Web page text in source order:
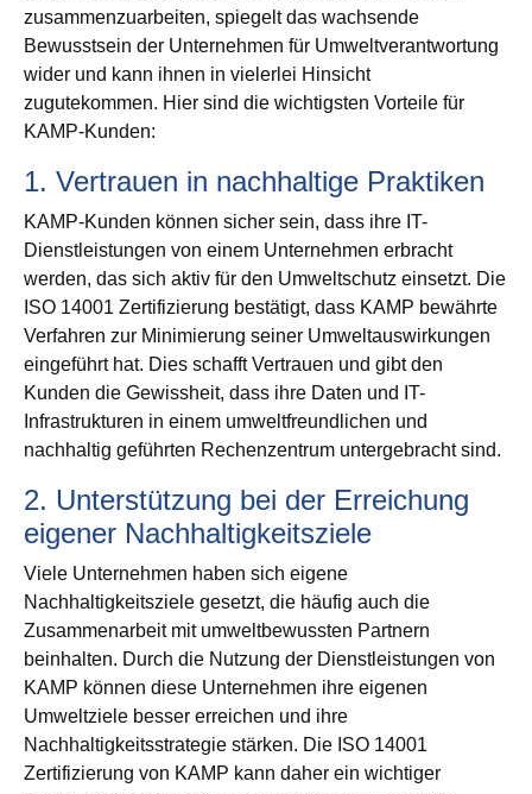
zusammenzuarbeiten, spiegelt das wachsende
Bewusstsein der Unternehmen für Umweltverantwortung
wider und kann ihnen in vielerlei Hinsicht
zugutekommen. Hier sind die wichtigsten Vorteile für
KAMP-Kunden:
1. Vertrauen in nachhaltige Praktiken
KAMP-Kunden können sicher sein, dass ihre IT-
Dienstleistungen von einem Unternehmen erbracht
werden, das sich aktiv für den Umweltschutz einsetzt. Die
ISO 14001 Zertifizierung bestätigt, dass KAMP bewährte
Verfahren zur Minimierung seiner Umweltauswirkungen
eingeführt hat. Dies schafft Vertrauen und gibt den
Kunden die Gewissheit, dass ihre Daten und IT-
Infrastrukturen in einem umweltfreundlichen und
nachhaltig geführten Rechenzentrum untergebracht sind.
2. Unterstützung bei der Erreichung
eigener Nachhaltigkeitsziele
Viele Unternehmen haben sich eigene
Nachhaltigkeitsziele gesetzt, die häufig auch die
Zusammenarbeit mit umweltbewussten Partnern
beinhalten. Durch die Nutzung der Dienstleistungen von
KAMP können diese Unternehmen ihre eigenen
Umweltziele besser erreichen und ihre
Nachhaltigkeitsstrategie stärken. Die ISO 14001
Zertifizierung von KAMP kann daher ein wichtiger